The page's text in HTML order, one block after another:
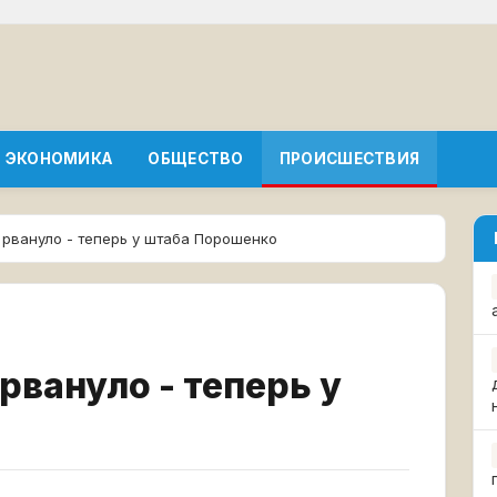
ЭКОНОМИКА ОБЩЕСТВО ПРОИСШЕСТВИЯ
- теперь у штаба Порошенко
- теперь у